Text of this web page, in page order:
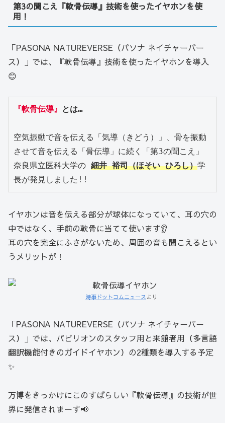
第3の聞こえ『軟骨伝導』技術を使ったイヤホンを使
用！
「PASONA NATUREVERSE（パソナ ネイチャーバー
ス）」では、『軟骨伝導』技術を使ったイヤホンを導入
😊
『軟骨伝導』 とは…
空気振動で音を伝える「気導（きどう）」、骨を振動
させて音を伝える「骨伝導」に続く「第3の聞こえ」
奈良県立医科大学の 細井 裕司（ほそい ひろし）学
長が発見しました!!
イヤホンは音を伝える部分が球体になっていて、耳の穴の
中ではなく、手前の軟骨に当てて使います👂
耳の穴を完全にふさがないため、周囲の音も聞こえるとい
うメリットが！
時事ドットコムニュース より
「PASONA NATUREVERSE（パソナ ネイチャーバー
ス）」では、パビリオンのスタッフ用と来館者用（多言語
翻訳機能付きのガイドイヤホン）の2種類を導入する予定
✨
万博をきっかけにこのすばらしい『軟骨伝導』の技術が世
界に発信されまーす📢